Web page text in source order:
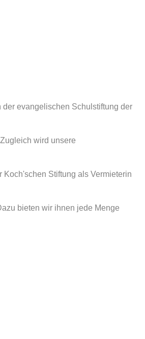
evangelischen Schulstiftung der
wird unsere
Koch'schen Stiftung als Vermieterin
bieten wir ihnen jede Menge